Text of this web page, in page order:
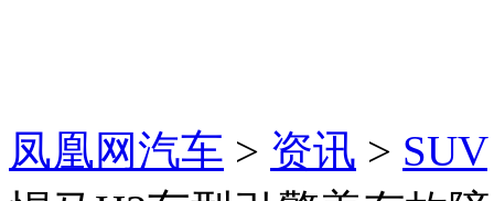
凤凰网汽车 > 资讯 > SUV